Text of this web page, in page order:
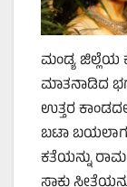
ಮಂಡ್ಯ ಜಿಲ್ಲೆಯ
ಮಾತನಾಡಿದ
ಉತ್ತರ
ಬಟಾ
ಕತೆಯನ್ನು ರಾಮ